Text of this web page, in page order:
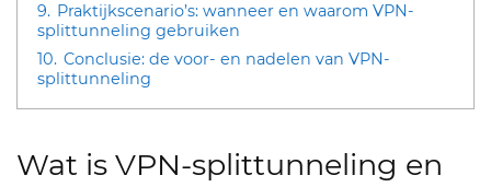
9. Praktijkscenario’s: wanneer en waarom VPN-
splittunneling gebruiken
10. Conclusie: de voor- en nadelen van VPN-
splittunneling
Wat is VPN-splittunneling en